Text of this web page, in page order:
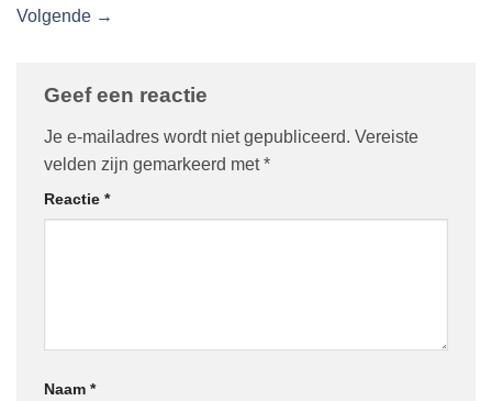
Volgende →
Geef een reactie
Je e-mailadres wordt niet gepubliceerd. Vereiste
velden zijn gemarkeerd met*
Reactie *
Naam *